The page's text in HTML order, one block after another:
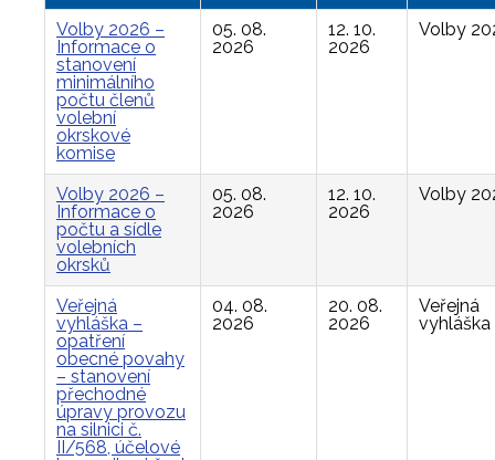
Volby 2026 –
Informace o
stanovení
minimálního
počtu členů
volební
okrskové
komise
05. 08.
2026
12. 10.
2026
Volby
Volby 2026 –
Informace o
počtu a sídle
volebních
okrsků
05. 08.
2026
12. 10.
2026
Volby
Veřejná
vyhláška –
opatření
obecné povahy
– stanovení
přechodné
úpravy provozu
na silnici č.
II/568, účelové
04. 08.
2026
20. 08.
2026
Veřejná
vyhláška